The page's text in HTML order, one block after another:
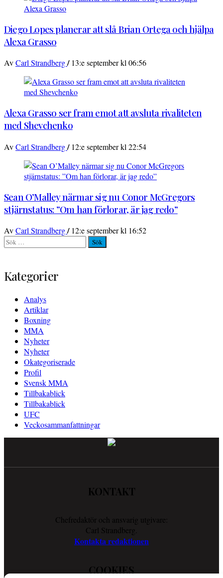
Diego Lopes planerar att slå Brian Ortega och hjälpa
Alexa Grasso
AvCarl Strandberg/ 13:e september kl 06:56
Alexa Grasso ser fram emot att avsluta rivaliteten
med Shevchenko
AvCarl Strandberg/ 12:e september kl 22:54
Sean O’Malley närmar sig nu Conor McGregors
stjärnstatus: ”Om han förlorar, är jag redo”
AvCarl Strandberg/ 12:e september kl 16:52
Sök
efter:
Kategorier
Analys
Artiklar
Boxning
MMA
Nyheter
Nyheter
Okategoriserade
Profil
Svensk MMA
Tillbakablick
Tillbakablick
UFC
Veckosammanfattningar
KONTAKT
Chefredaktör och ansvarig utgivare:
Carl Strandberg.
Kontakta redaktionen
COOKIES